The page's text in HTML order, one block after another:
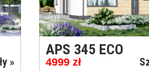
»
APS 345 ECO
4999 zł